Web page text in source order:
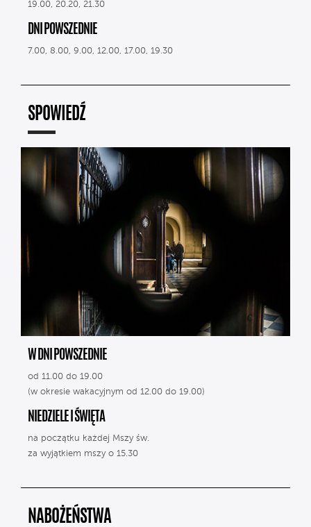
19.00, 20.20, 21.30
DNI POWSZEDNIE
7.00, 8.00, 9.00, 12.00, 17.00, 19.30
SPOWIEDŹ
W DNI POWSZEDNIE
od 11.00 do 19.00
(w okresie wakacyjnym od 12.00 do 19.00)
NIEDZIELE I ŚWIĘTA
na początku każdej Mszy św.
za wyjątkiem mszy o 15.30
NABOŻEŃSTWA